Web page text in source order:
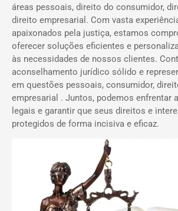
áreas pessoais, direito do consumidor,
direito empresarial. Com vasta
apaixonados pela justiça, estamos
oferecer soluções eficientes e
às necessidades de nossos clientes.
aconselhamento jurídico sólido e
em questões pessoais, consumidor,
empresarial . Juntos, podemos enfrentar
legais e garantir que seus direitos e
protegidos de forma incisiva e eficaz.